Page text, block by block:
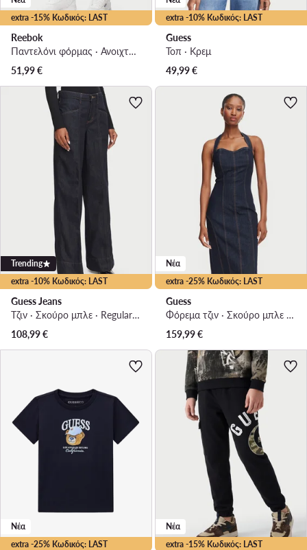
extra -15% Κωδικός: LAST
Reebok
Παντελόνι φόρμας · Ανοιχτό γκρι · Regular Fit
51,99€
extra -10% Κωδικός: LAST
Guess
Τοπ · Κρεμ
49,99€
extra -10% Κωδικός: LAST
Trending
Guess Jeans
Τζιν · Σκούρο μπλε · Regular Fit
108,99€
extra -25% Κωδικός: LAST
Νέα
Guess
Φόρεμα τζιν · Σκούρο μπλε · Mini
159,99€
extra -25% Κωδικός: LAST
Νέα
extra -15% Κωδικός: LAST
Νέα